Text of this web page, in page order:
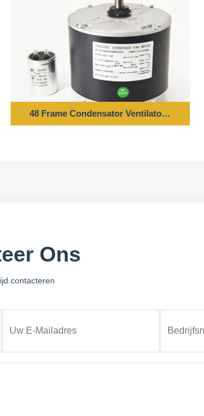
208-230V 60HZ 1075RPM
48 Frame Condensator Ventilator Motor -
Ons
contacteren